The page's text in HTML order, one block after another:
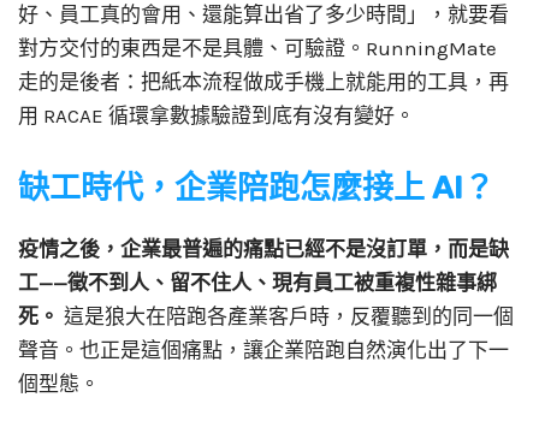
好、員工真的會用、還能算出省了多少時間」，就要看
對方交付的東西是不是具體、可驗證。RunningMate
走的是後者：把紙本流程做成手機上就能用的工具，再
用 RACAE 循環拿數據驗證到底有沒有變好。
缺工時代，企業陪跑怎麼接上 AI？
疫情之後，企業最普遍的痛點已經不是沒訂單，而是缺
工——徵不到人、留不住人、現有員工被重複性雜事綁
死。 這是狼大在陪跑各產業客戶時，反覆聽到的同一個
聲音。也正是這個痛點，讓企業陪跑自然演化出了下一
個型態。